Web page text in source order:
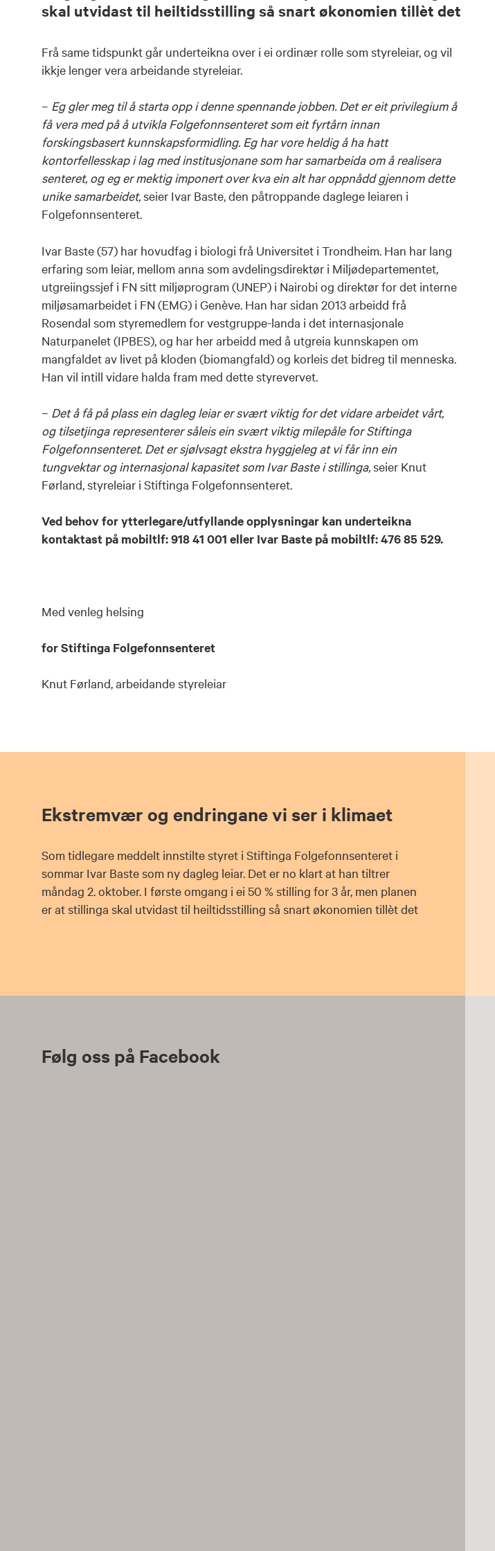
skal utvidast til heiltidsstilling så snart økonomien tillèt det
Frå same tidspunkt går underteikna over i ei ordinær rolle som styreleiar, og vil
ikkje lenger vera arbeidande styreleiar.
– Eg gler meg til å starta opp i denne spennande jobben. Det er eit privilegium å
få vera med på å utvikla Folgefonnsenteret som eit fyrtårn innan
forskingsbasert kunnskapsformidling. Eg har vore heldig å ha hatt
kontorfellesskap i lag med institusjonane som har samarbeida om å realisera
senteret, og eg er mektig imponert over kva ein alt har oppnådd gjennom dette
unike samarbeidet,seier Ivar Baste, den påtroppande daglege leiaren i
Folgefonnsenteret.
Ivar Baste (57) har hovudfag i biologi frå Universitet i Trondheim. Han har lang
erfaring som leiar, mellom anna som avdelingsdirektør i Miljødepartementet,
utgreiingssjef i FN sitt miljøprogram (UNEP) i Nairobi og direktør for det interne
miljøsamarbeidet i FN (EMG) i Genève. Han har sidan 2013 arbeidd frå
Rosendal som styremedlem for vestgruppe-landa i det internasjonale
Naturpanelet (IPBES), og har her arbeidd med å utgreia kunnskapen om
mangfaldet av livet på kloden (biomangfald) og korleis det bidreg til menneska.
Han vil intill vidare halda fram med dette styrevervet.
– Det å få på plass ein dagleg leiar er svært viktig for det vidare arbeidet vårt,
og tilsetjinga representerer såleis ein svært viktig milepåle for Stiftinga
Folgefonnsenteret. Det er sjølvsagt ekstra hyggjeleg at vi får inn ein
tungvektar og internasjonal kapasitet som Ivar Baste i stillinga,seier Knut
Førland, styreleiar i Stiftinga Folgefonnsenteret.
Ved behov for ytterlegare/utfyllande opplysningar kan underteikna
kontaktast på mobiltlf: 918 41 001 eller Ivar Baste på mobiltlf: 476 85 529.
Med venleg helsing
for Stiftinga Folgefonnsenteret
Knut Førland, arbeidande styreleiar
Ekstremvær og endringane vi ser i klimaet
Som tidlegare meddelt innstilte styret i Stiftinga Folgefonnsenteret i
sommar Ivar Baste som ny dagleg leiar. Det er no klart at han tiltrer
måndag 2. oktober. I første omgang i ei 50 % stilling for 3 år, men planen
er at stillinga skal utvidast til heiltidsstilling så snart økonomien tillèt det
Følg oss på Facebook